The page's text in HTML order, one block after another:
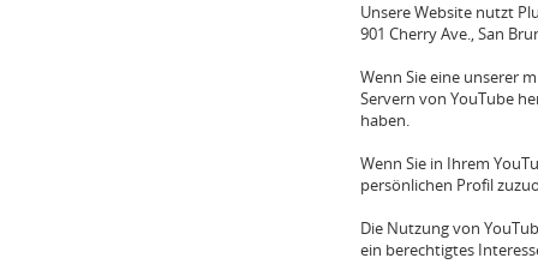
Unsere Website nutzt
901 Cherry Ave., San
Wenn Sie eine unserer
Servern von YouTube
haben.
Wenn Sie in Ihrem
persönlichen Profil
Die Nutzung von
ein berechtigtes